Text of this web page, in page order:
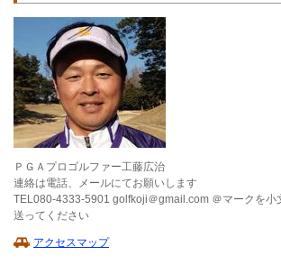
ＰＧＡプロゴルファー工藤広治
連絡は電話、メールにてお願いします
TEL080-4333-5901 golfkoji＠gmail.com ＠マークを小
送ってください
アクセスマップ